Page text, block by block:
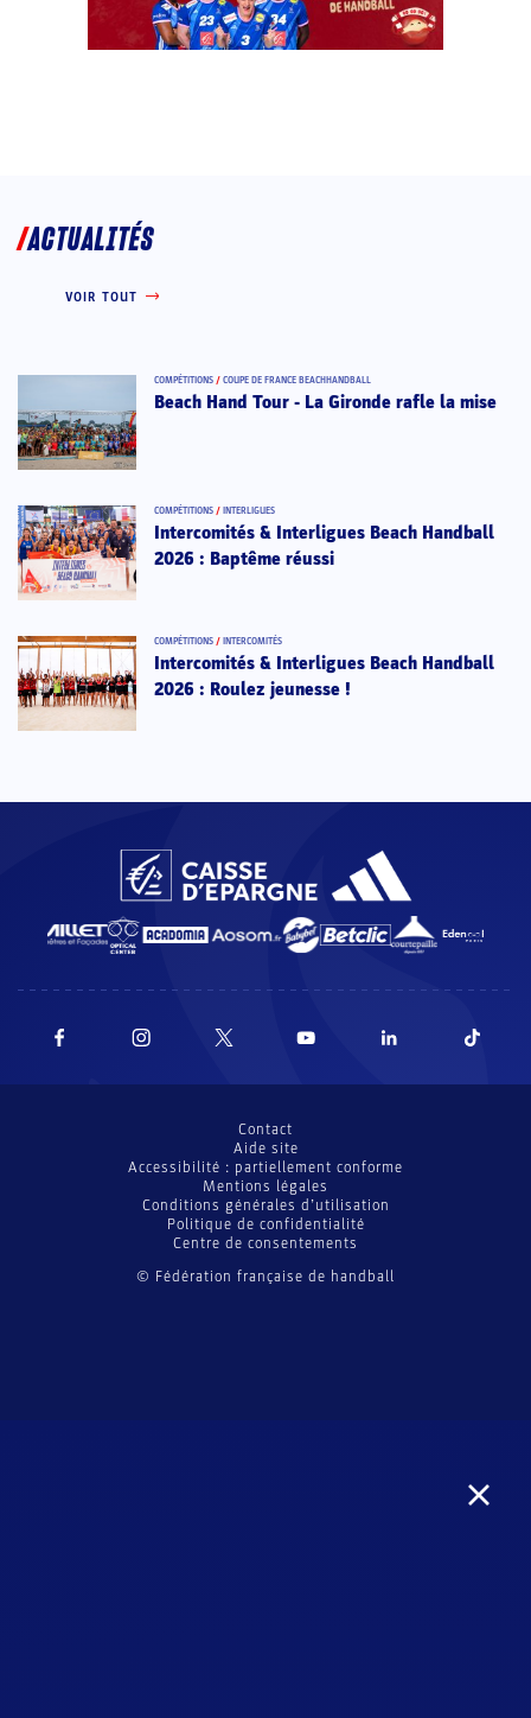
ACTUALITÉS
VOIR TOUT
COMPÉTITIONS / COUPE DE FRANCE BEACHHANDBALL
Beach Hand Tour - La Gironde rafle la mise
COMPÉTITIONS / INTERLIGUES
Intercomités & Interligues Beach Handball
2026 : Baptême réussi
COMPÉTITIONS / INTERCOMITÉS
Intercomités & Interligues Beach Handball
2026 : Roulez jeunesse !
© Fédération française de handball
Contact
Aide site
Accessibilité : partiellement conforme
Mentions légales
Conditions générales d’utilisation
Politique de confidentialité
Centre de consentements